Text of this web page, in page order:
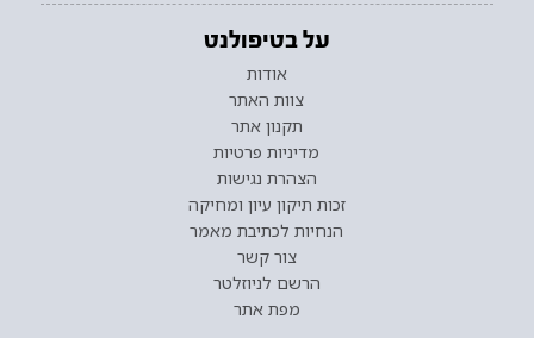
על בטיפולנט
אודות
צוות האתר
תקנון אתר
מדיניות פרטיות
הצהרת נגישות
זכות תיקון עיון ומחיקה
הנחיות לכתיבת מאמר
צור קשר
הרשם לניוזלטר
מפת אתר